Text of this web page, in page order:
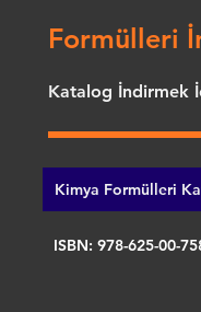
Formülleri
Katalog İndirmek
Kimya Formülleri
ISBN: 978-625-00-